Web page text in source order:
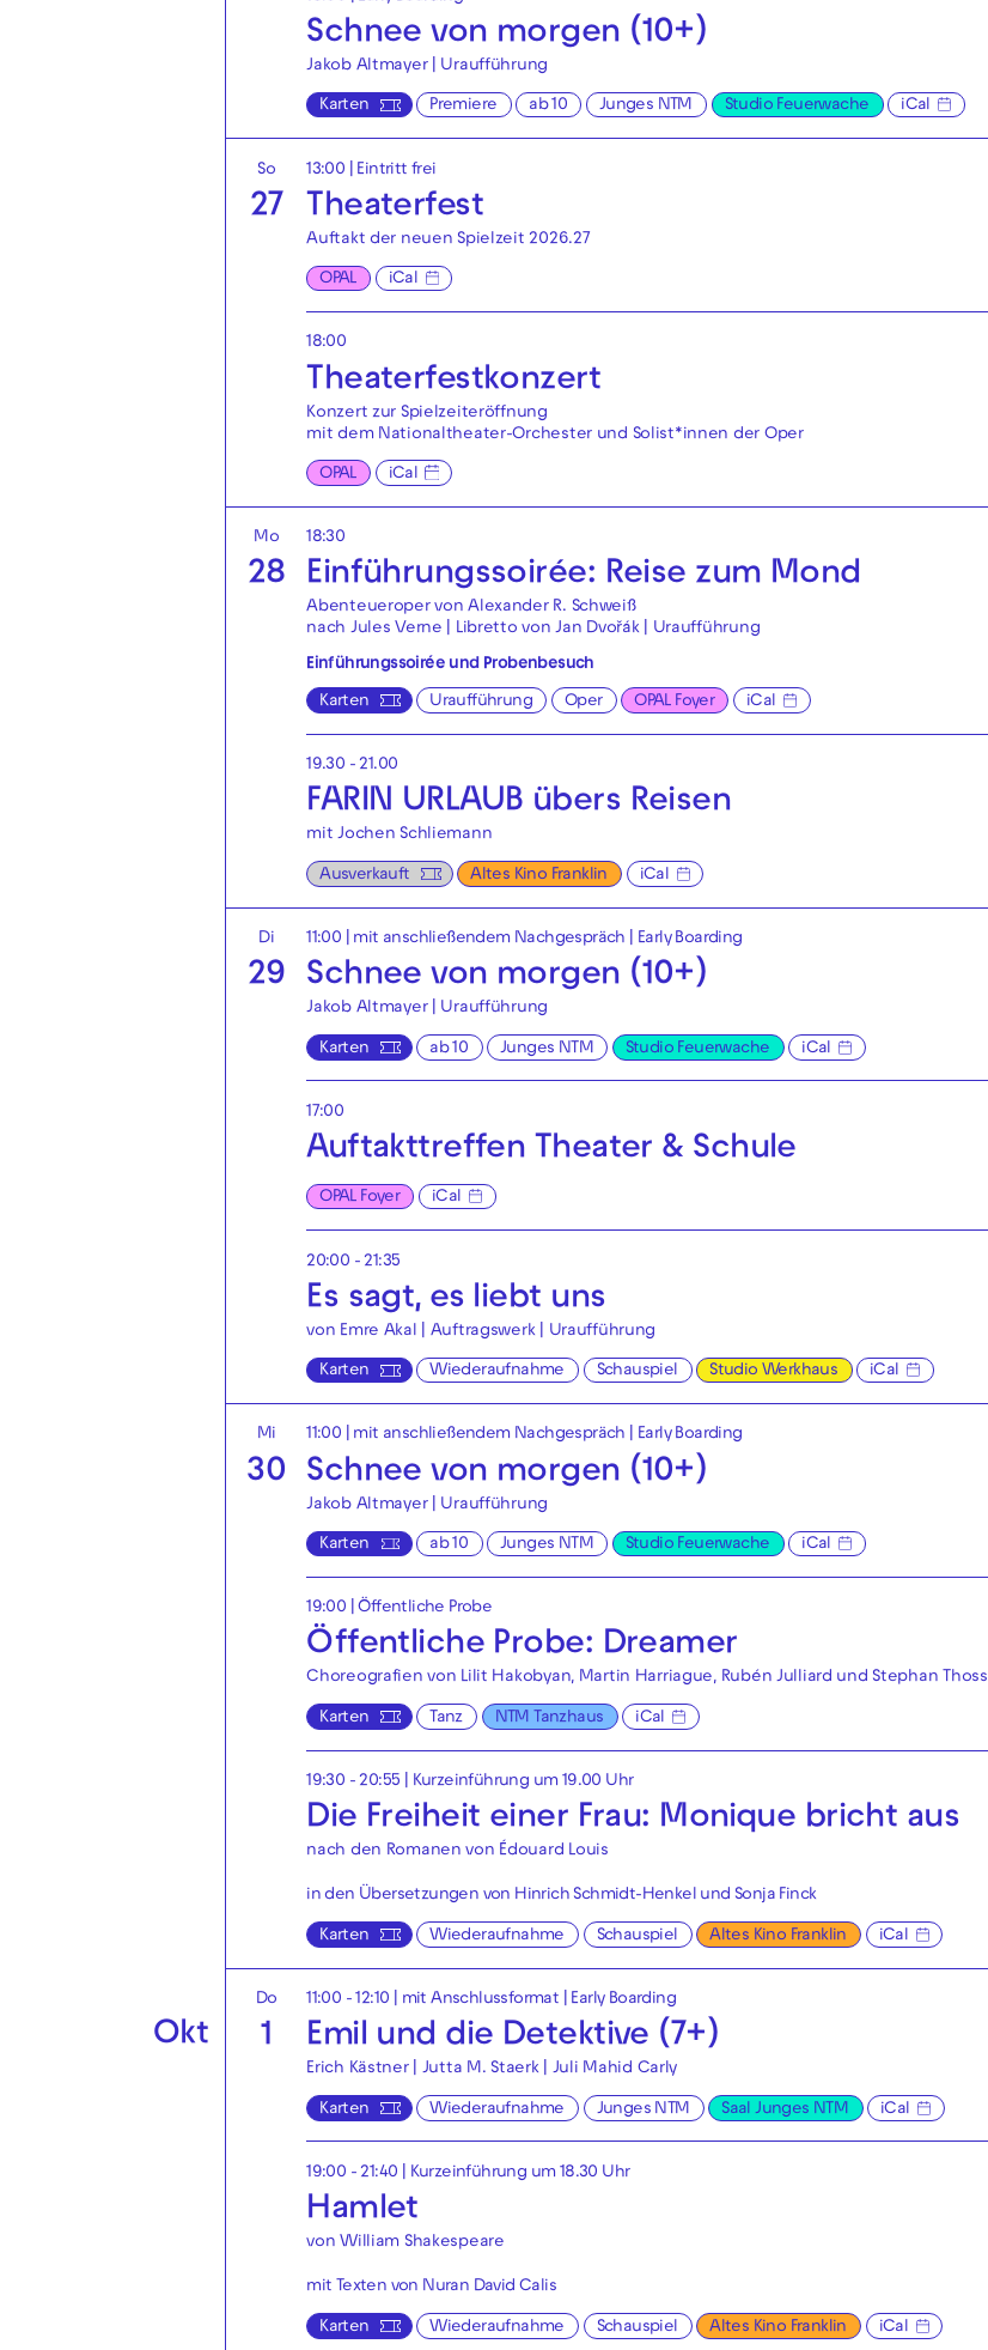
Schnee von morgen (10+)
Jakob Altmayer | Uraufführung
Karten Premiere ab 10 Junges NTM Studio Feuerwache iCal
So
27
13:00 Eintritt frei
Theaterfest
Auftakt der neuen Spielzeit 2026.27
OPAL iCal
18:00
Theaterfest­konzert
Konzert zur Spielzeiteröffnung
mit dem Nationaltheater-Orchester und Solist*innen der Oper
OPAL iCal
Mo
28
18:30
Einführungssoirée: Reise zum Mond
Abenteueroper von Alexander R. Schweiß
nach Jules Verne | Libretto von Jan Dvořák | Uraufführung
Einführungssoirée und Probenbesuch
Karten Uraufführung Oper OPAL Foyer iCal
19.30 - 21.00
FARIN URLAUB übers Reisen
mit Jochen Schliemann
Ausverkauft Altes Kino Franklin iCal
Di
29
11:00 | mit anschließendem Nachgespräch Early Boarding
Schnee von morgen (10+)
Jakob Altmayer | Uraufführung
Karten ab 10 Junges NTM Studio Feuerwache iCal
17:00
Auftakttreffen Theater & Schule
OPAL Foyer iCal
20:00 - 21:35
Es sagt, es liebt uns
von Emre Akal | Auftragswerk | Uraufführung
Karten Wiederaufnahme Schauspiel Studio Werkhaus iCal
Mi
30
11:00 | mit anschließendem Nachgespräch Early Boarding
Schnee von morgen (10+)
Jakob Altmayer | Uraufführung
Karten ab 10 Junges NTM Studio Feuerwache iCal
19:00 |Öffentliche Probe
Öffentliche Probe: Dreamer
Choreografien von Lilit Hakobyan, Martin Harriague, Rubén Julliard und Stephan Thoss
Karten Tanz NTM Tanzhaus iCal
19:30 - 20:55 | Kurzeinführung um 19.00 Uhr
Die Freiheit einer Frau: Monique bricht aus
nach den Romanen von Édouard Louis
in den Übersetzungen von Hinrich Schmidt-Henkel und Sonja Finck
Karten Wiederaufnahme Schauspiel Altes Kino Franklin iCal
Okt
Do
1
11:00 - 12:10 | mit Anschlussformat Early Boarding
Emil und die Detektive (7+)
Erich Kästner | Jutta M. Staerk | Juli Mahid Carly
Karten Wiederaufnahme Junges NTM Saal Junges NTM iCal
19:00 - 21:40 | Kurzeinführung um 18.30 Uhr
Hamlet
von William Shakespeare
mit Texten von Nuran David Calis
Karten Wiederaufnahme Schauspiel Altes Kino Franklin iCal